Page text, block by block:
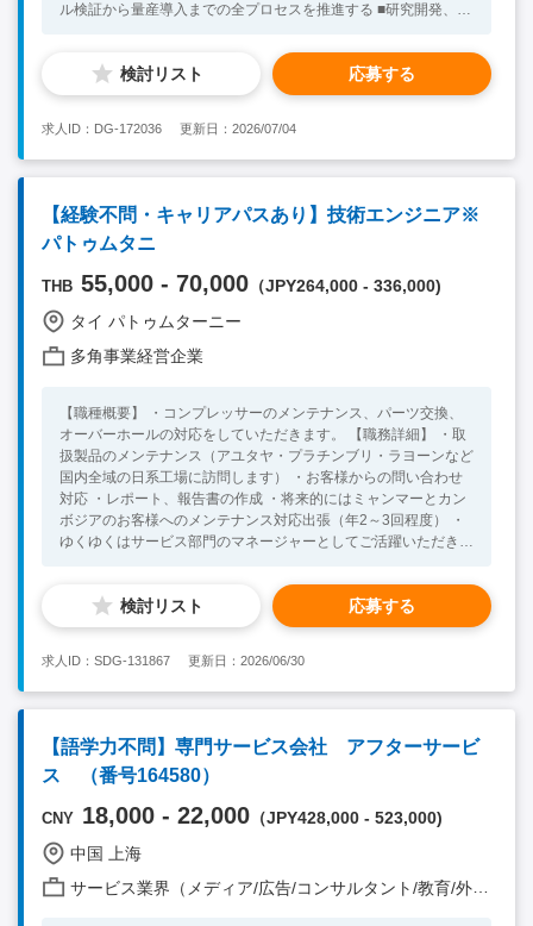
ル検証から量産導入までの全プロセスを推進する ■研究開発、ア
業サポートとソリューション型のサービスを提供する ■市場動
向、競合情報、顧客ニーズを収集し、製品企画および事業化を推
進する ■商談、見積作成、契約、代金回収、販売予測などの業務
ゲット市場における当社の影響力を高める 【魅力】 ★継続的な
研究開発技術力！ 【必須条件】 ■大卒 ■英語準ビジネスレベル ■
材料、化学、高分子、電子、半導体などの関連業界経験者 ■5年
以上の営業、マーケティング顧客開発のいずれかの経験あり ■光
学膠 熱伝導ゲル 先進パッケージング材料 電子接着剤 半導体封止
材料の知識あり 【求める人物像】 ■結果志向、強いプロジェク
規顧客開拓および重要プロジェクト管理能力 ※キーワード：中
国日系企業就職 中国勤務 無料斡旋サービス
検討リスト 応募する
求人ID：DG-172036 更新日：2026/07/04
【経験不問・キャリアパスあり】技術エンジニア※
パトゥムタニ
THB 55,000 - 70,000 （JPY264,000 - 336,000)
タイ パトゥムターニー
多角事業経営企業
【職種概要】 ・コンプレッサーのメンテナンス、パーツ交換、
オーバーホールの対応をしていただきます。 【職務詳細】 ・取
扱製品のメンテナンス（アユタヤ・プラチンブリ・ラヨーンなど
国内全域の日系工場に訪問します） ・お客様からの問い合わせ
対応 ・レポート、報告書の作成 ・将来的にはミャンマーとカン
ボジアのお客様へのメンテナンス対応出張（年2～3回程度） ・
ゆくゆくはサービス部門のマネージャーとしてご活躍いただきま
コンプレッサーについて学んで頂きます。 ある程度仕事内容が
理解出来たら、タイ人技術者と一緒にお客様先にて作業をして頂
きます。 【研修】 OJTが中心になります。 営業部門にて顧客対
ービスの勉強をして頂きます。 また、日本人上司からエアーコ
ンプレッサーについても研修させて頂きます。 【言語】 英語：
不要 タイ語：不要 ※現段階では不要ですが、今後タイ語を学ぶ
意欲がある方大歓迎 【必須要件】 ・機械系の技術に興味ある方
※技術の経験はなくても問題ありません。弊社にて経験を積んで
もらいます。 ・長期間働く気概がある方 ・タイ国自動車免許を
必要がある） ・1年以上パトゥムタニの社宅に住める方 ※会社
の送迎バスを利用してパトゥムタニの社宅へいくこと可能。その
後実力に応じて社用車を提供し、好きな場所に住んでいただくこ
と可能。 ・お客様（日本人、タイ人）と会話で苦にならない方
検討リスト 応募する
求人ID：SDG-131867 更新日：2026/06/30
【語学力不問】専門サービス会社 アフターサービ
ス （番号164580）
CNY 18,000 - 22,000 （JPY428,000 - 523,000)
中国 上海
サービス業界（メディア/広告/コンサルタント/教育/外食/飲食/美容/娯楽/士業 他）